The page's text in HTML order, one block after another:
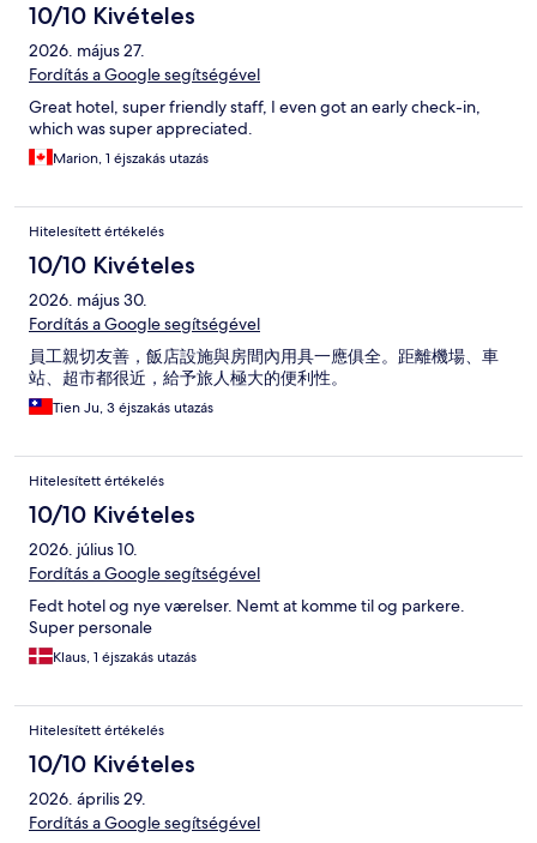
10/10 Kivételes
2026. május 27.
Fordítás a Google segítségével
Great hotel, super friendly staff, I even got an early check-in,
which was super appreciated.
Marion, 1 éjszakás utazás
Hitelesített értékelés
10/10 Kivételes
2026. május 30.
Fordítás a Google segítségével
員工親切友善，飯店設施與房間內用具一應俱全。距離機場、車
站、超市都很近，給予旅人極大的便利性。
Tien Ju, 3 éjszakás utazás
Hitelesített értékelés
10/10 Kivételes
2026. július 10.
Fordítás a Google segítségével
Fedt hotel og nye værelser. Nemt at komme til og parkere.
Super personale
Klaus, 1 éjszakás utazás
Hitelesített értékelés
10/10 Kivételes
2026. április 29.
Fordítás a Google segítségével